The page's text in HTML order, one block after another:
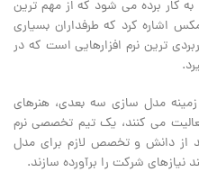
کار برده می شود که از مهم ترین
اشاره کرد که طرفداران بسیاری
ترین نرم افزارهایی است که در
مدل سازی سه بعدی، هنرهای
می کنند، یک تیم تخصصی نرم
از دانش و تخصص لازم برای مدل
نیازهای شرکت را برآورده سازند.